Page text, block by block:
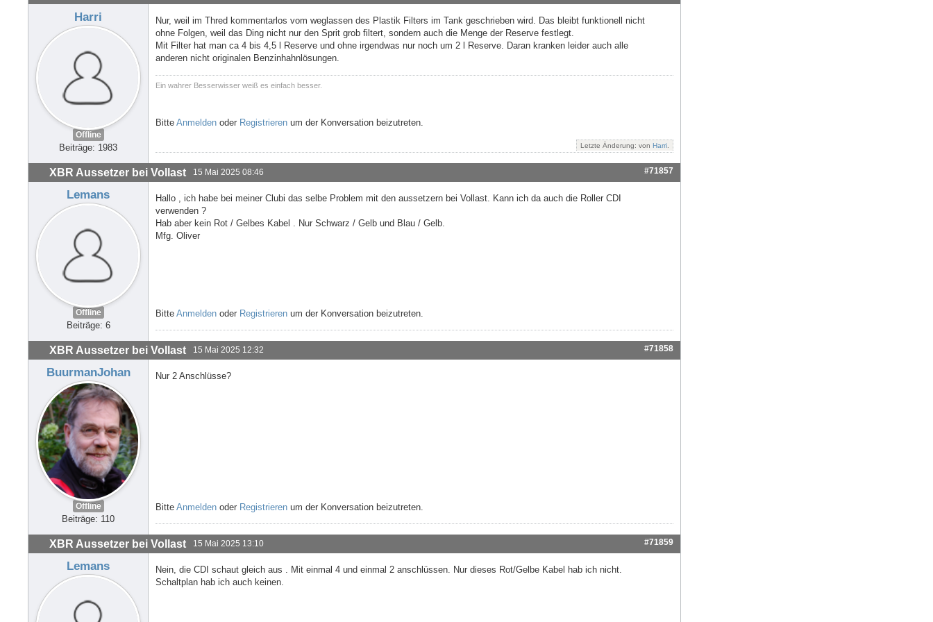
Harri
Offline
Beiträge: 1983
Nur, weil im Thred kommentarlos vom weglassen des Plastik Filters im Tank geschrieben wird. Das bleibt funktionell nicht
ohne Folgen, weil das Ding nicht nur den Sprit grob filtert, sondern auch die Menge der Reserve festlegt.
Mit Filter hat man ca 4 bis 4,5 l Reserve und ohne irgendwas nur noch um 2 l Reserve. Daran kranken leider auch alle
anderen nicht originalen Benzinhahnlösungen.
Ein wahrer Besserwisser weiß es einfach besser.
Bitte Anmelden oder Registrieren um der Konversation beizutreten.
Letzte Änderung: von Harri
XBR Aussetzer bei Vollast 15 Mai 2025 08:46 #71857
Lemans
Offline
Beiträge: 6
Hallo , ich habe bei meiner Clubi das selbe Problem mit den aussetzern bei Vollast. Kann ich da auch die Roller CDI
verwenden ?
Hab aber kein Rot / Gelbes Kabel . Nur Schwarz / Gelb und Blau / Gelb.
Mfg. Oliver
Bitte Anmelden oder Registrieren um der Konversation beizutreten.
XBR Aussetzer bei Vollast 15 Mai 2025 12:32 #71858
BuurmanJohan
Offline
Beiträge: 110
Nur 2 Anschlüsse?
Bitte Anmelden oder Registrieren um der Konversation beizutreten.
XBR Aussetzer bei Vollast 15 Mai 2025 13:10 #71859
Lemans
Nein, die CDI schaut gleich aus . Mit einmal 4 und einmal 2 anschlüssen. Nur dieses Rot/Gelbe Kabel hab ich nicht.
Schaltplan hab ich auch keinen.